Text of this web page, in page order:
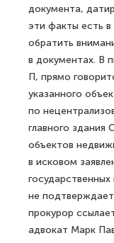
документа,
эти факты есть
обратить
в документах. В
П, прямо
указанного
по
главного
объектов
в исковом
не
прокурор
адвокат Марк